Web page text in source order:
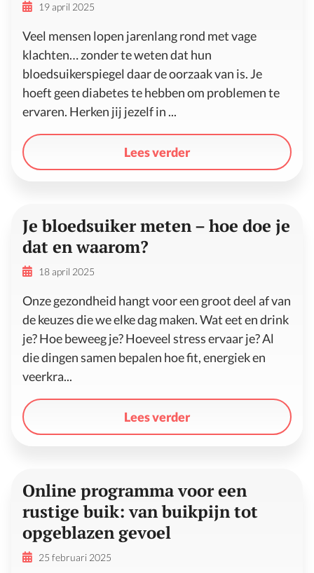
19 april 2025
Veel mensen lopen jarenlang rond met vage
klachten… zonder te weten dat hun
bloedsuikerspiegel daar de oorzaak van is. Je
hoeft geen diabetes te hebben om problemen te
ervaren. Herken jij jezelf in ...
Lees verder
Je bloedsuiker meten – hoe doe je
dat en waarom?
18 april 2025
Onze gezondheid hangt voor een groot deel af van
de keuzes die we elke dag maken. Wat eet en drink
je? Hoe beweeg je? Hoeveel stress ervaar je? Al
die dingen samen bepalen hoe fit, energiek en
veerkra...
Lees verder
Online programma voor een
rustige buik: van buikpijn tot
opgeblazen gevoel
25 februari 2025